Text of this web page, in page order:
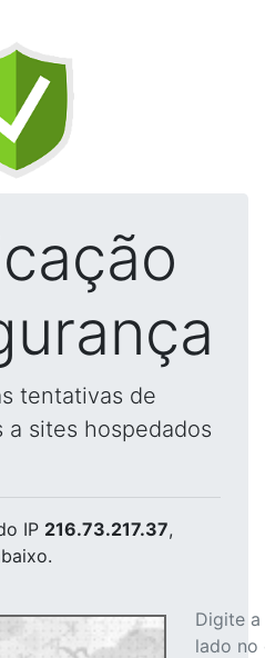
tentativas de
a sites hospedados
IP 216.73.217.37,
Digite
lado no